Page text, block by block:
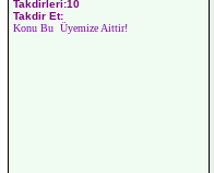
Takdirleri:10
Takdir Et:
Konu Bu Üyemize Aittir!